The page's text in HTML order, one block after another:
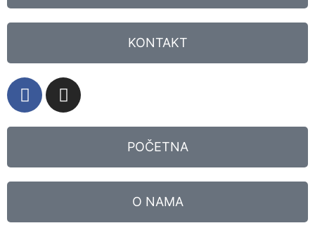
KONTAKT
POČETNA
O NAMA